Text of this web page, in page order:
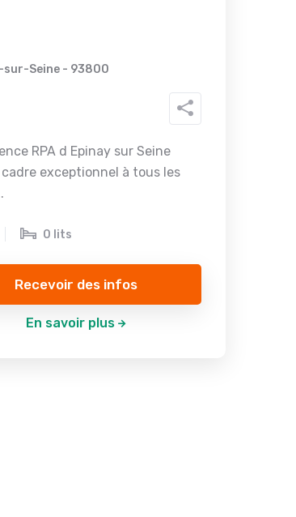
sur-Seine - 93800
RPA d Epinay sur Seine
exceptionnel à tous les
0 lits
Recevoir des infos
En savoir plus